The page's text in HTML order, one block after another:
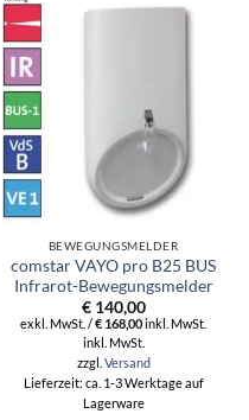
BEWEGUNGSMELDER
comstar VAYO pro B25 BUS
Infrarot-Bewegungsmelder
€140,00
exkl. MwSt. /€ 168,00inkl. MwSt.
inkl. MwSt.
zzgl. Versand
Lieferzeit: ca. 1-3 Werktage auf
Lagerware